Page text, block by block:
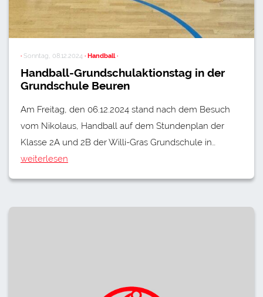
· Sonntag, 08.12.2024 · Handball ·
Handball-Grundschulaktionstag in der
Grundschule Beuren
Am Freitag, den 06.12.2024 stand nach dem Besuch
vom Nikolaus, Handball auf dem Stundenplan der
Klasse 2A und 2B der Willi-Gras Grundschule in…
weiterlesen